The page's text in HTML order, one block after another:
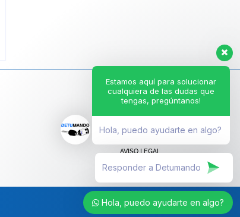
CONDICIONES GENERALES
GARANTÍA DE POR VIDA
POLÍTICA DE PRIVACIDAD
AVISO LEGAL
Estamos aquí para solucionar
cualquiera de las dudas que
tengas, pregúntanos!
Hola, puedo ayudarte en algo?
Hola, puedo ayudarte en algo?